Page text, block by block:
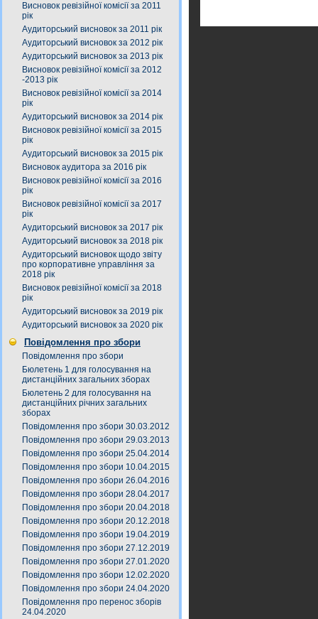
Висновок ревізійної комісії за 2011
рік
Аудиторський висновок за 2011 рік
Аудиторський висновок за 2012 рік
Аудиторський висновок за 2013 рік
Висновок ревізійної комісії за 2012
-2013 рік
Висновок ревізійної комісії за 2014
рік
Аудиторський висновок за 2014 рік
Висновок ревізійної комісії за 2015
рік
Аудиторський висновок за 2015 рік
Висновок аудитора за 2016 рік
Висновок ревізійної комісії за 2016
рік
Висновок ревізійної комісії за 2017
рік
Аудиторський висновок за 2017 рік
Аудиторський висновок за 2018 рік
Аудиторський висновок щодо звіту
про корпоративне управління за
2018 рік
Висновок ревізійної комісії за 2018
рік
Аудиторський висновок за 2019 рік
Аудиторський висновок за 2020 рік
Повідомлення про збори
Повідомлення про збори
Бюлетень 1 для голосування на
дистанційних загальних зборах
Бюлетень 2 для голосування на
дистанційних річних загальних
зборах
Повідомлення про збори 30.03.2012
Повідомлення про збори 29.03.2013
Повідомлення про збори 25.04.2014
Повідомлення про збори 10.04.2015
Повідомлення про збори 26.04.2016
Повідомлення про збори 28.04.2017
Повідомлення про збори 20.04.2018
Повідомлення про збори 20.12.2018
Повідомлення про збори 19.04.2019
Повідомлення про збори 27.12.2019
Повідомлення про збори 27.01.2020
Повідомлення про збори 12.02.2020
Повідомлення про збори 24.04.2020
Повідомлення про перенос зборів
24.04.2020